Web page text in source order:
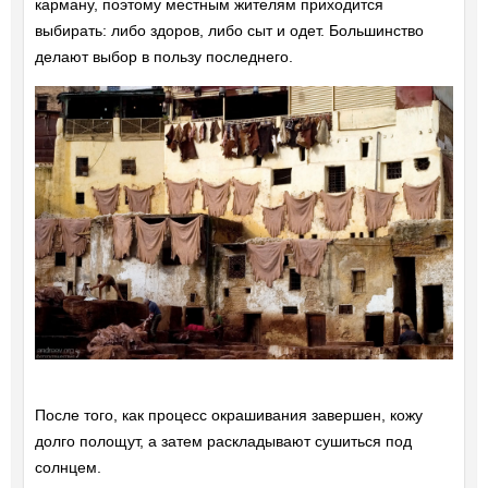
карману, поэтому местным жителям приходится
выбирать: либо здоров, либо сыт и одет. Большинство
делают выбор в пользу последнего.
После того, как процесс окрашивания завершен, кожу
долго полощут, а затем раскладывают сушиться под
солнцем.